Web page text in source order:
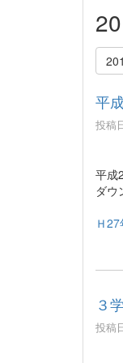
平
投稿
平成
ダウ
Ｈ
３
投稿